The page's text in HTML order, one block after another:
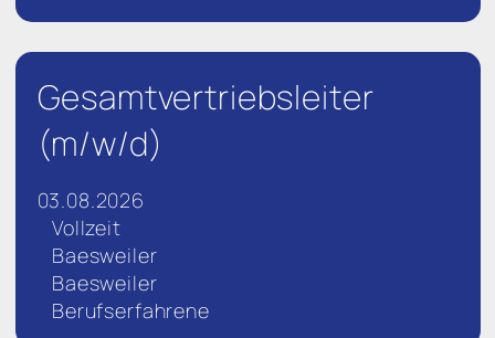
Gesamtvertriebsleiter
(m/w/d)
03.08.2026
Vollzeit
Baesweiler
Baesweiler
Berufserfahrene